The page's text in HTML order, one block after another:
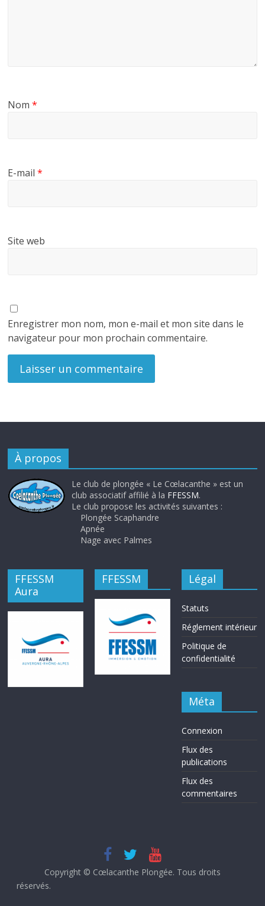
Nom*
E-mail*
Site web
Enregistrer mon nom, mon e-mail et mon site dans le
navigateur pour mon prochain commentaire.
À propos
Le club de plongée « Le Cœlacanthe » est un
club associatif affilié à la FFESSM.
Le club propose les activités suivantes :
Plongée Scaphandre
Apnée
Nage avec Palmes
FFESSM
Aura
FFESSM Légal
Statuts
Réglement intérieur
Politique de
confidentialité
Méta
Connexion
Flux des
publications
Flux des
commentaires